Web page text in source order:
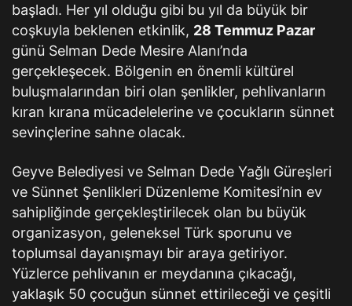
başladı. Her yıl olduğu gibi bu yıl da büyük bir
coşkuyla beklenen etkinlik, 28 Temmuz Pazar
günü Selman Dede Mesire Alanı’nda
gerçekleşecek. Bölgenin en önemli kültürel
buluşmalarından biri olan şenlikler, pehlivanların
kıran kırana mücadelelerine ve çocukların sünnet
sevinçlerine sahne olacak.
Geyve Belediyesi ve Selman Dede Yağlı Güreşleri
ve Sünnet Şenlikleri Düzenleme Komitesi’nin ev
sahipliğinde gerçekleştirilecek olan bu büyük
organizasyon, geleneksel Türk sporunu ve
toplumsal dayanışmayı bir araya getiriyor.
Yüzlerce pehlivanın er meydanına çıkacağı,
yaklaşık 50 çocuğun sünnet ettirileceği ve çeşitli